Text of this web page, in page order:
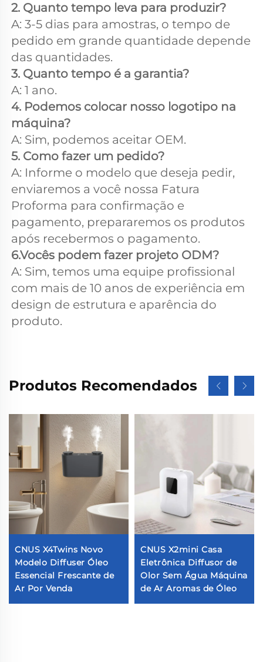
2. Quanto tempo leva para produzir?
A: 3-5 dias para amostras, o tempo de
pedido em grande quantidade depende
das quantidades.
3. Quanto tempo é a garantia?
A: 1 ano.
4. Podemos colocar nosso logotipo na
máquina?
A: Sim, podemos aceitar OEM.
5. Como fazer um pedido?
A: Informe o modelo que deseja pedir,
enviaremos a você nossa Fatura
Proforma para confirmação e
pagamento, prepararemos os produtos
após recebermos o pagamento.
6.Vocês podem fazer projeto ODM?
A: Sim, temos uma equipe profissional
com mais de 10 anos de experiência em
design de estrutura e aparência do
produto.
Produtos Recomendados
CNUS X4Twins Novo
Modelo Diffuser Óleo
Essencial Frescante de
Ar Por Venda
CNUS X2mini Casa
Eletrônica Diffusor de
Olor Sem Água Máquina
de Ar Aromas de Óleo